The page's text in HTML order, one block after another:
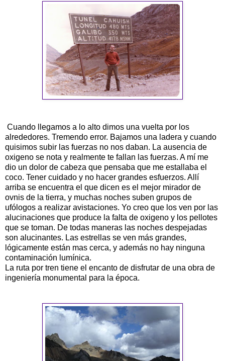
Cuando llegamos a lo alto dimos una vuelta por los
alrededores. Tremendo error. Bajamos una ladera y cuando
quisimos subir las fuerzas no nos daban. La ausencia de
oxigeno se nota y realmente te fallan las fuerzas. A mí me
dio un dolor de cabeza que pensaba que me estallaba el
coco. Tener cuidado y no hacer grandes esfuerzos. Allí
arriba se encuentra el que dicen es el mejor mirador de
ovnis de la tierra, y muchas noches suben grupos de
ufólogos a realizar avistaciones. Yo creo que los ven por las
alucinaciones que produce la falta de oxigeno y los pellotes
que se toman. De todas maneras las noches despejadas
son alucinantes. Las estrellas se ven más grandes,
lógicamente están mas cerca, y además no hay ninguna
contaminación lumínica.
La ruta por tren tiene el encanto de disfrutar de una obra de
ingeniería monumental para la época.